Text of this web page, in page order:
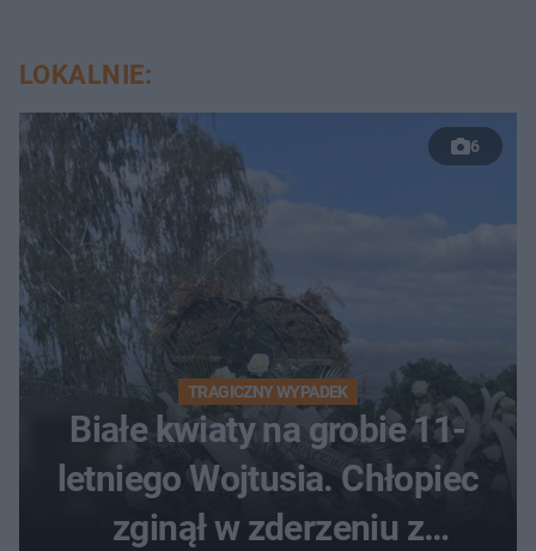
LOKALNIE:
6
TRAGICZNY WYPADEK
Białe kwiaty na grobie 11-
letniego Wojtusia. Chłopiec
zginął w zderzeniu z